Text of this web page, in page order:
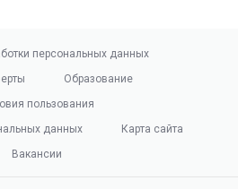
персональных данных
Образование
пользования
данных
Карта сайта
Вакансии